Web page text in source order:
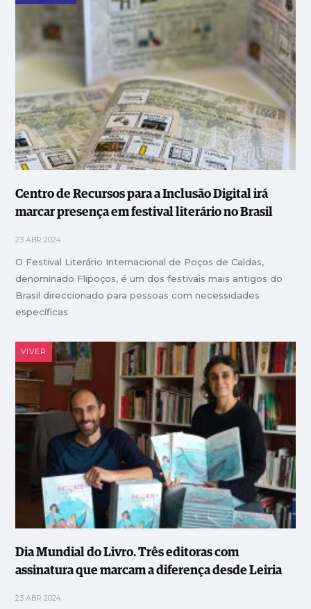
Centro de Recursos para a Inclusão Digital irá
marcar presença em festival literário no Brasil
23 ABR 2024
O Festival Literário Internacional de Poços de Caldas,
denominado Flipoços, é um dos festivais mais antigos do
Brasil direccionado para pessoas com necessidades
específicas
VIVER
Dia Mundial do Livro. Três editoras com
assinatura que marcam a diferença desde Leiria
23 ABR 2024